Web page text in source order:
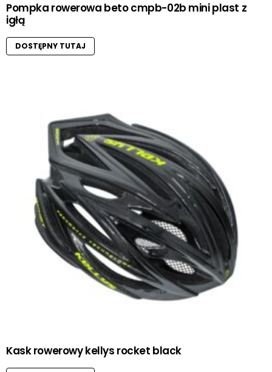
Pompka rowerowa beto cmpb-02b mini plast z
igłą
DOSTĘPNY TUTAJ
Kask rowerowy kellys rocket black